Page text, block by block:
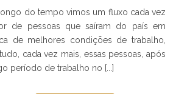
do tempo vimos um fluxo cada vez
de pessoas que saíram do país em
de melhores condições de trabalho,
cada vez mais, essas pessoas, após
período de trabalho no [...]